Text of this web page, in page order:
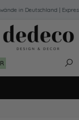
in Deutschland |